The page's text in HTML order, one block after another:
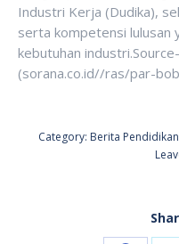
Industri Kerja (Dudika),
serta kompetensi lulusan
kebutuhan
(sorana.co.id//ras/par-
Category: Berita Pendidikan